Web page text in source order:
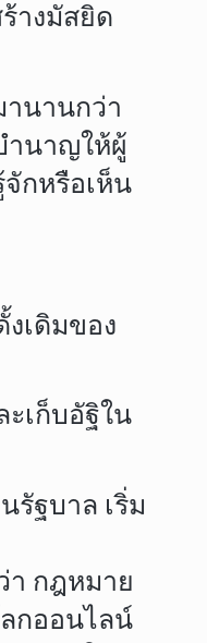
างมัสยิด
นานกว่า
ำนาญให้ผู้
กหรือเห็น
เดิมของ
เก็บอัฐิใน
รัฐบาล เริ่ม
า กฎหมาย
กออนไลน์